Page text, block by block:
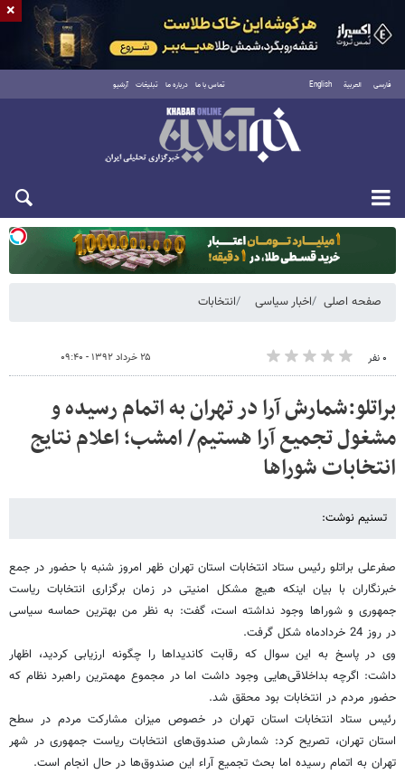
فارسی العربية English تماس با ما درباره ما تبلیغات آرشیو
یکشنبه ۱۸ مرداد ۱۴۰۵
صفحه اصلی اخبار سیاسی انتخابات
۰ نفر ۲۵ خرداد ۱۳۹۲ - ۰۹:۴۰
براتلو:شمارش آرا در تهران به اتمام رسیده و
مشغول تجمیع آرا هستیم/ امشب؛ اعلام نتایج
انتخابات شوراها
تسنیم نوشت:
صفرعلی براتلو رئیس ستاد انتخابات استان تهران ظهر امروز شنبه با حضور در جمع
خبرنگاران با بیان اینکه هیچ مشکل امنیتی در زمان برگزاری انتخابات ریاست
جمهوری و شوراها وجود نداشته است، گفت: به نظر من بهترین حماسه سیاسی
در روز 24 خردادماه شکل گرفت.
وی در پاسخ به این سوال که رقابت کاندیداها را چگونه ارزیابی کردید، اظهار
داشت: اگرچه بداخلاقی‌هایی وجود داشت اما در مجموع مهمترین راهبرد نظام که
حضور مردم در انتخابات بود محقق شد.
رئیس ستاد انتخابات استان تهران در خصوص میزان مشارکت مردم در سطح
استان تهران، تصریح کرد: شمارش صندوق‌های انتخابات ریاست جمهوری در شهر
تهران به اتمام رسیده اما بحث تجمیع آراء این صندوق‌ها در حال انجام است.
×